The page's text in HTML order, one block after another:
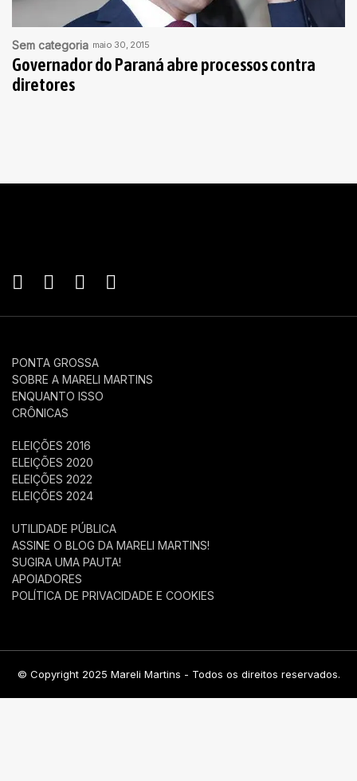
Sem categoria maio 30, 2015
Governador do Paraná abre processos contra
diretores
PONTA GROSSA
SOBRE A MARELI MARTINS
ENQUANTO ISSO
CRÔNICAS
ELEIÇÕES 2016
ELEIÇÕES 2020
ELEIÇÕES 2022
ELEIÇÕES 2024
UTILIDADE PÚBLICA
ASSINE O BLOG DA MARELI MARTINS!
SUGIRA UMA PAUTA!
APOIADORES
POLÍTICA DE PRIVACIDADE E COOKIES
© Copyright 2025 Mareli Martins - Todos os direitos reservados.